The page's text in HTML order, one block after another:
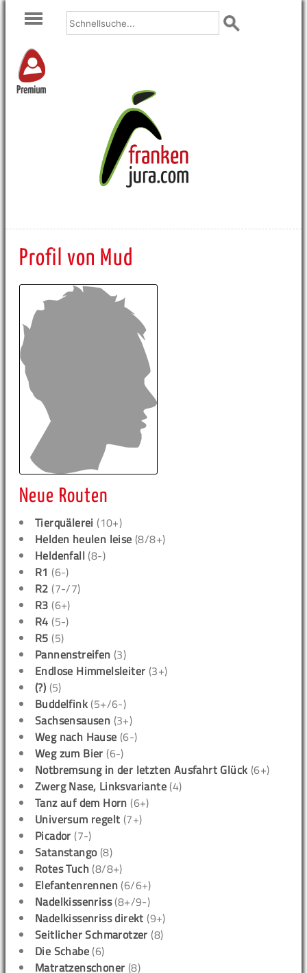
Premium
Profil von Mud
Neue Routen
Tierquälerei (10+)
Helden heulen leise (8/8+)
Heldenfall (8-)
R1 (6-)
R2 (7-/7)
R3 (6+)
R4 (5-)
R5 (5)
Pannenstreifen (3)
Endlose Himmelsleiter (3+)
(?) (5)
Buddelfink (5+/6-)
Sachsensausen (3+)
Weg nach Hause (6-)
Weg zum Bier (6-)
Notbremsung in der letzten Ausfahrt Glück (6+)
Zwerg Nase, Linksvariante (4)
Tanz auf dem Horn (6+)
Universum regelt (7+)
Picador (7-)
Satanstango(8)
Rotes Tuch (8/8+)
Elefantenrennen (6/6+)
Nadelkissenriss(8+/9-)
Nadelkissenriss direkt (9+)
Seitlicher Schmarotzer (8)
Die Schabe (6)
Matratzenschoner (8)